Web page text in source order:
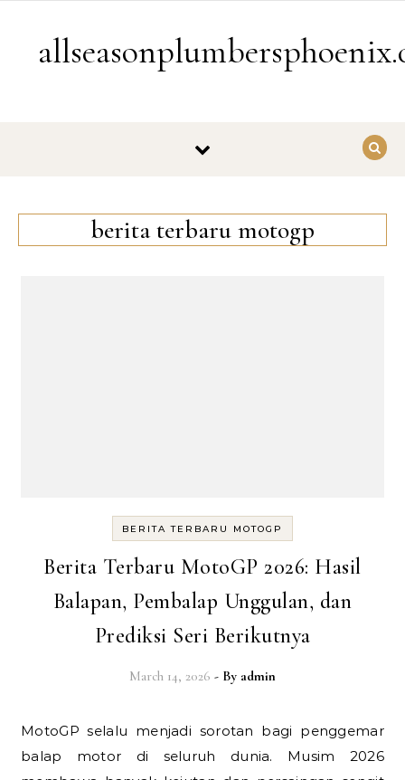
berita terbaru motogp
BERITA TERBARU MOTOGP
Berita Terbaru MotoGP 2026: Hasil
Balapan, Pembalap Unggulan, dan
Prediksi Seri Berikutnya
March 14, 2026 - By admin
MotoGP selalu menjadi sorotan bagi penggemar
balap motor di seluruh dunia. Musim 2026